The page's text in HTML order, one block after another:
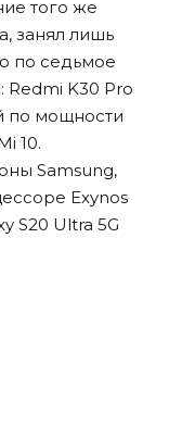
того же
занял лишь
по седьмое
Redmi K30 Pro
по мощности
10.
Samsung,
Exynos
S20 Ultra 5G